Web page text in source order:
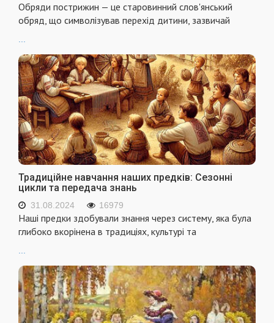
Обряди пострижин — це старовинний слов'янський
обряд, що символізував перехід дитини, зазвичай
...
Традиційне навчання наших предків: Сезонні
цикли та передача знань
31.08.2024 16979
Наші предки здобували знання через систему, яка була
глибоко вкорінена в традиціях, культурі та